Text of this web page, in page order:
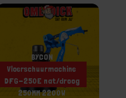
BYCON
Vloerschuurmachine
DFG-250E nat/droog
250MM 2200W